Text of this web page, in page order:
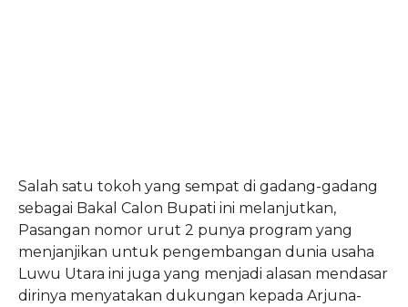
Salah satu tokoh yang sempat di gadang-gadang
sebagai Bakal Calon Bupati ini melanjutkan,
Pasangan nomor urut 2 punya program yang
menjanjikan untuk pengembangan dunia usaha
Luwu Utara ini juga yang menjadi alasan mendasar
dirinya menyatakan dukungan kepada Arjuna-